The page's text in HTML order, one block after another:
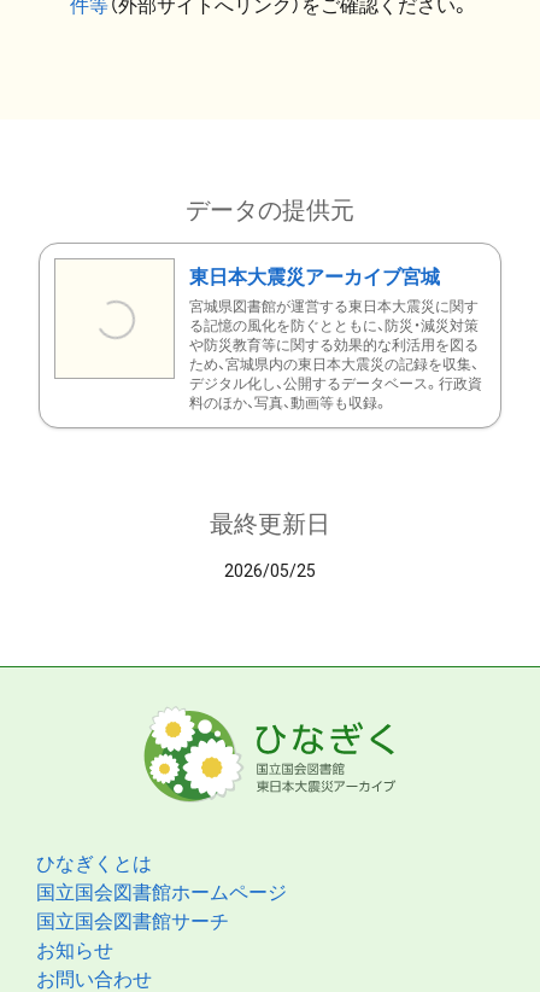
件等（外部サイトへリンク）をご確認ください。
データの提供元
東日本大震災アーカイブ宮城
宮城県図書館が運営する東日本大震災に関す
る記憶の風化を防ぐとともに、防災・減災対策
や防災教育等に関する効果的な利活用を図る
ため、宮城県内の東日本大震災の記録を収集、
デジタル化し、公開するデータベース。行政資
料のほか、写真、動画等も収録。
最終更新日
2026/05/25
ひなぎくとは
国立国会図書館ホームページ
国立国会図書館サーチ
お知らせ
お問い合わせ